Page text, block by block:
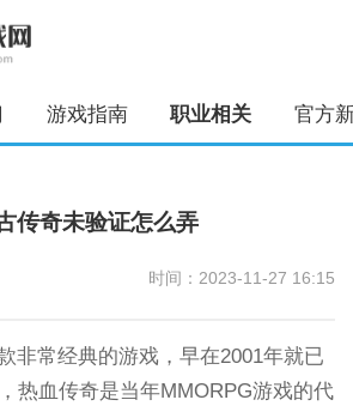
游戏指南 职业相关 官方
传奇未验证怎么弄
时间：2023-11-27 16:15
非常经典的游戏，早在2001年就已
热血传奇是当年MMORPG游戏的代